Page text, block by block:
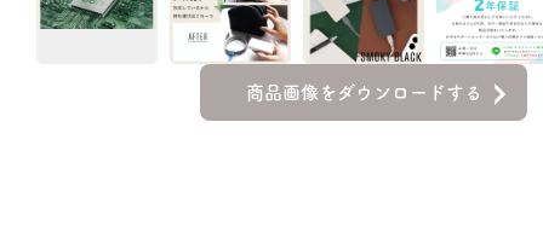
商品画像をダウンロードする